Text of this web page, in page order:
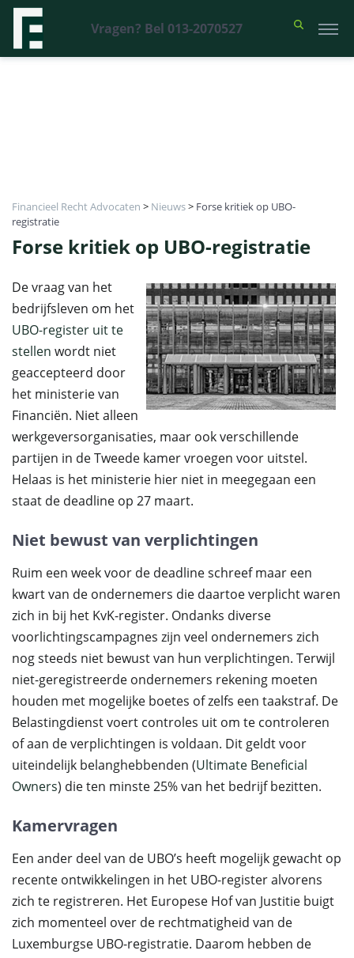
Vragen? Bel 013-2070527
Financieel Recht Advocaten > Nieuws> Forse kritiek op UBO-
registratie
Forse kritiek op UBO-registratie
De vraag van het
bedrijfsleven om het
UBO-register uit te
stellen wordt niet
geaccepteerd door
het ministerie van
Financiën. Niet alleen
werkgeversorganisaties, maar ook verschillende
partijen in de Tweede kamer vroegen voor uitstel.
Helaas is het ministerie hier niet in meegegaan een
staat de deadline op 27 maart.
Niet bewust van verplichtingen
Ruim een ​​week voor de deadline schreef maar een ​​
kwart van de ondernemers die daartoe verplicht waren
zich in bij het KvK-register. Ondanks diverse
voorlichtingscampagnes zijn veel ondernemers zich
nog steeds niet bewust van hun verplichtingen. Terwijl
niet-geregistreerde ondernemers rekening moeten
houden met mogelijke boetes of zelfs een taakstraf. De
Belastingdienst voert controles uit om te controleren
of aan de verplichtingen is voldaan. Dit geldt voor
uiteindelijk belanghebbenden (Ultimate Beneficial
Owners) die ten minste 25% van het bedrijf bezitten.
Kamervragen
Een ander deel van de UBO’s heeft mogelijk gewacht op
recente ontwikkelingen in het UBO-register alvorens
zich te registreren. Het Europese Hof van Justitie buigt
zich momenteel over de rechtmatigheid van de
Luxemburgse UBO-registratie. Daarom hebben de